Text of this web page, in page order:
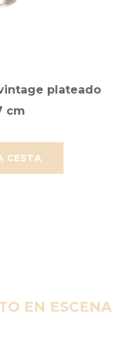
CESTA
plateado
cm
EN ESCENA